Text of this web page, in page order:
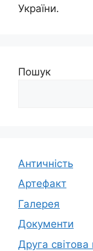
України.
Пошук
Античність
Артефакт
Галерея
Документи
Друга світова